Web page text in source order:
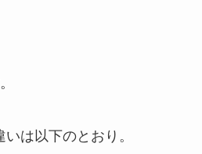
は以下のとおり。